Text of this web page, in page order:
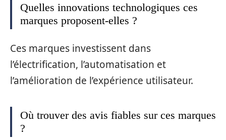
Quelles innovations technologiques ces
marques proposent-elles ?
Ces marques investissent dans
l’électrification, l’automatisation et
l’amélioration de l’expérience utilisateur.
Où trouver des avis fiables sur ces marques
?